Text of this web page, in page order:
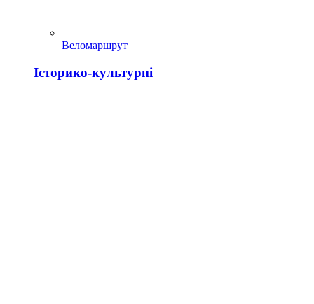
Веломаршрут
Історико-культурні